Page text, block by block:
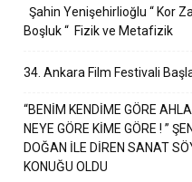
Şahin Yenişehirlioğlu “ Kor
Boşluk “ Fizik ve Metafizik
34. Ankara Film Festivali
“BENİM KENDİME GÖRE
NEYE GÖRE KİME GÖRE ! ”
DOĞAN İLE DİREN SANAT
KONUĞU OLDU